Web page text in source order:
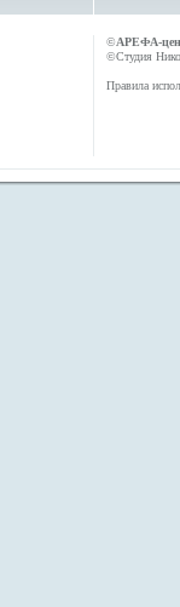
©АРЕФА-
©Студия
Правила